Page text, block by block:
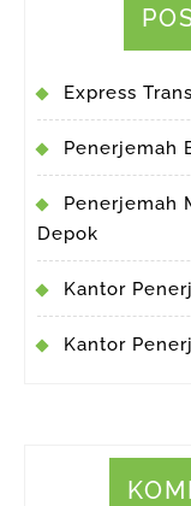
Express
Penerjemah
Penerjemah
Depok
Kantor
Kantor